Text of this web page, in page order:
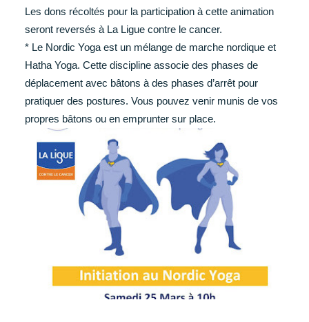
Les dons récoltés pour la participation à cette animation
seront reversés à La Ligue contre le cancer.
* Le Nordic Yoga est un mélange de marche nordique et
Hatha Yoga. Cette discipline associe des phases de
déplacement avec bâtons à des phases d’arrêt pour
pratiquer des postures. Vous pouvez venir munis de vos
propres bâtons ou en emprunter sur place.